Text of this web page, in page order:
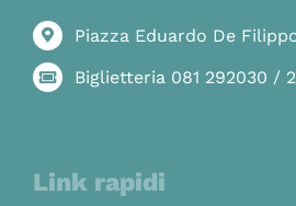
Piazza Eduardo De
Biglietteria 081 292030 /
Link rapidi